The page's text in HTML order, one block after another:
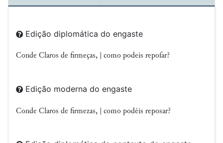
Edição diplomática do engaste
Conde Claros de firmeças, | como podeis repoſar?
Edição moderna do engaste
Conde Claros de firmezas, | como podéis reposar?